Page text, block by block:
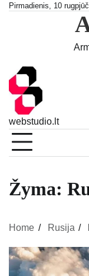
SkipPirmadienis, 10
webstudio.lt
Žyma:
Home Rusija